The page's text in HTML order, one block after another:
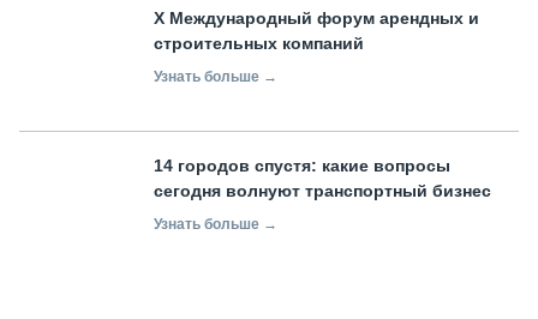
X Международный форум арендных и
строительных компаний
Узнать больше →
14 городов спустя: какие вопросы
сегодня волнуют транспортный бизнес
Узнать больше →